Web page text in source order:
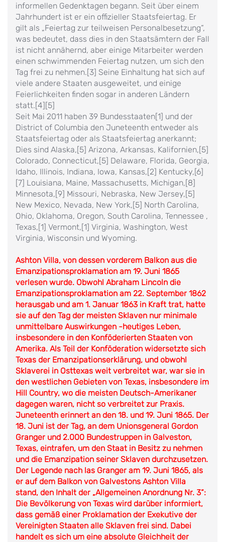
informellen Gedenktagen begann. Seit über einem
Jahrhundert ist er ein offizieller Staatsfeiertag. Er
gilt als „Feiertag zur teilweisen Personalbesetzung“,
was bedeutet, dass dies in den Staatsämtern der Fall
ist nicht annähernd, aber einige Mitarbeiter werden
einen schwimmenden Feiertag nutzen, um sich den
Tag frei zu nehmen.[3] Seine Einhaltung hat sich auf
viele andere Staaten ausgeweitet, und einige
Feierlichkeiten finden sogar in anderen Ländern
statt.[4][5]
Seit Mai 2011 haben 39 Bundesstaaten[1] und der
District of Columbia den Juneteenth entweder als
Staatsfeiertag oder als Staatsfeiertag anerkannt;
Dies sind Alaska,[5] Arizona, Arkansas, Kalifornien,[5]
Colorado, Connecticut,[5] Delaware, Florida, Georgia,
Idaho, Illinois, Indiana, Iowa, Kansas,[2] Kentucky,[6]
[7] Louisiana, Maine, Massachusetts, Michigan,[8]
Minnesota,[9] Missouri, Nebraska, New Jersey,[5]
New Mexico, Nevada, New York,[5] North Carolina,
Ohio, Oklahoma, Oregon, South Carolina, Tennessee ,
Texas,[1] Vermont,[1] Virginia, Washington, West
Virginia, Wisconsin und Wyoming.
Ashton Villa, von dessen vorderem Balkon aus die
Emanzipationsproklamation am 19. Juni 1865
verlesen wurde. Obwohl Abraham Lincoln die
Emanzipationsproklamation am 22. September 1862
herausgab und am 1. Januar 1863 in Kraft trat, hatte
sie auf den Tag der meisten Sklaven nur minimale
unmittelbare Auswirkungen -heutiges Leben,
insbesondere in den Konföderierten Staaten von
Amerika. Als Teil der Konföderation widersetzte sich
Texas der Emanzipationserklärung, und obwohl
Sklaverei in Osttexas weit verbreitet war, war sie in
den westlichen Gebieten von Texas, insbesondere im
Hill Country, wo die meisten Deutsch-Amerikaner
dagegen waren, nicht so verbreitet zur Praxis.
Juneteenth erinnert an den 18. und 19. Juni 1865. Der
18. Juni ist der Tag, an dem Unionsgeneral Gordon
Granger und 2.000 Bundestruppen in Galveston,
Texas, eintrafen, um den Staat in Besitz zu nehmen
und die Emanzipation seiner Sklaven durchzusetzen.
Der Legende nach las Granger am 19. Juni 1865, als
er auf dem Balkon von Galvestons Ashton Villa
stand, den Inhalt der „Allgemeinen Anordnung Nr. 3“:
Die Bevölkerung von Texas wird darüber informiert,
dass gemäß einer Proklamation der Exekutive der
Vereinigten Staaten alle Sklaven frei sind. Dabei
handelt es sich um eine absolute Gleichheit der